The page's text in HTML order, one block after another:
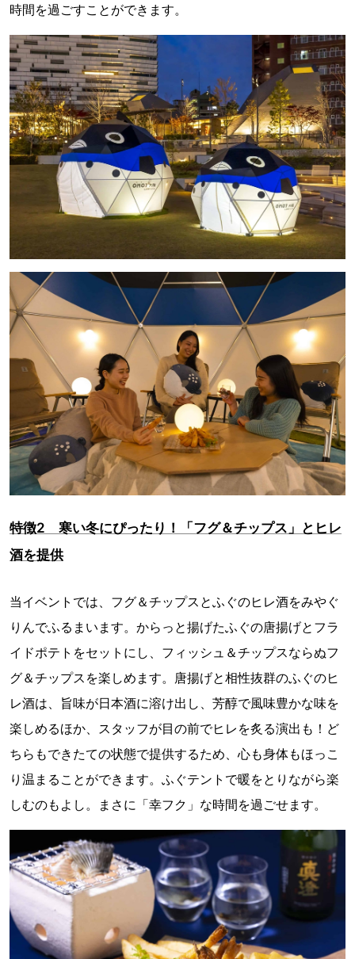
時間を過ごすことができます。
特徴2 寒い冬にぴったり！「フグ＆チップス」とヒレ
酒を提供
当イベントでは、フグ＆チップスとふぐのヒレ酒をみやぐ
りんでふるまいます。からっと揚げたふぐの唐揚げとフラ
イドポテトをセットにし、フィッシュ＆チップスならぬフ
グ＆チップスを楽しめます。唐揚げと相性抜群のふぐのヒ
レ酒は、旨味が日本酒に溶け出し、芳醇で風味豊かな味を
楽しめるほか、スタッフが目の前でヒレを炙る演出も！ど
ちらもできたての状態で提供するため、心も身体もほっこ
り温まることができます。ふぐテントで暖をとりながら楽
しむのもよし。まさに「幸フク」な時間を過ごせます。